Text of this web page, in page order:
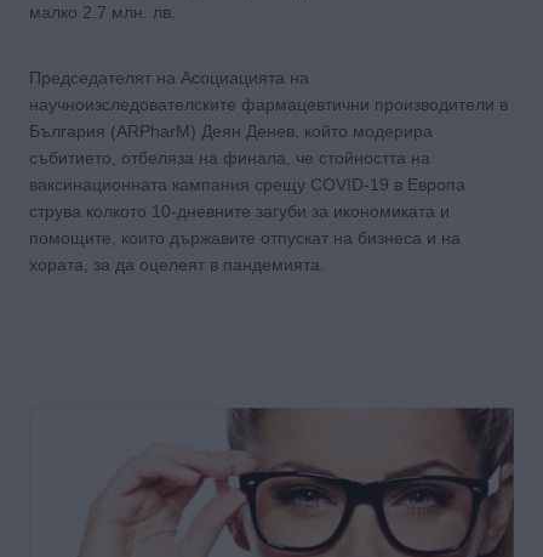
малко 2.7 млн. лв.
Председателят на Асоциацията на
научноизследователските фармацевтични производители в
България (ARPharM) Деян Денев, който модерира
събитието, отбеляза на финала, че стойността на
ваксинационната кампания срещу COVID-19 в Европа
струва колкото 10-дневните загуби за икономиката и
помощите, които държавите отпускат на бизнеса и на
хората, за да оцелеят в пандемията.